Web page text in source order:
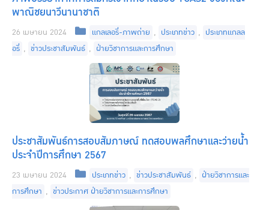
พาณิชยนาวีนานาชาติ
26 เมษายน 2024 Categories
แกลเลอรี่-ภาพถ่าย , ประเภทข่าว , ประเภทแกลล
อรี่ , ข่าวประชาสัมพันธ์ , ฝ่ายวิชาการและการศึกษา
ประชาสัมพันธ์การสอบสัมภาษณ์ ทดสอบพลศึกษาและว่ายน้ำ
ประจำปีการศึกษา 2567
23 เมษายน 2024 Categories
ประเภทข่าว , ข่าวประชาสัมพันธ์ , ฝ่ายวิชาการและ
การศึกษา , ข่าวประกาศ ฝ่ายวิชาการและการศึกษา